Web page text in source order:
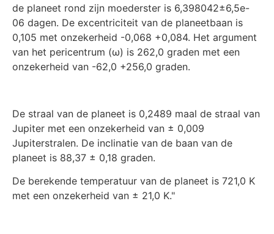
de planeet rond zijn moederster is 6,398042±6,5e-
06 dagen. De excentriciteit van de planeetbaan is
0,105 met onzekerheid -0,068 +0,084. Het argument
van het pericentrum (ω) is 262,0 graden met een
onzekerheid van -62,0 +256,0 graden.
De straal van de planeet is 0,2489 maal de straal van
Jupiter met een onzekerheid van ± 0,009
Jupiterstralen. De inclinatie van de baan van de
planeet is 88,37 ± 0,18 graden.
De berekende temperatuur van de planeet is 721,0 K
met een onzekerheid van ± 21,0 K."